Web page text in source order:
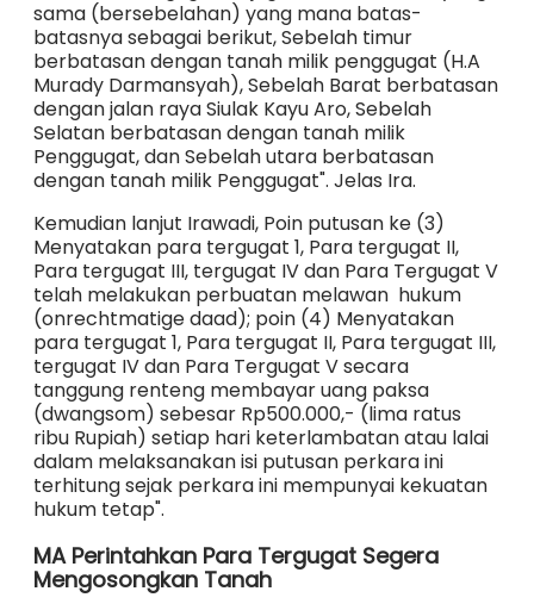
sama (bersebelahan) yang mana batas-
batasnya sebagai berikut, Sebelah timur
berbatasan dengan tanah milik penggugat (H.A
Murady Darmansyah), Sebelah Barat berbatasan
dengan jalan raya Siulak Kayu Aro, Sebelah
Selatan berbatasan dengan tanah milik
Penggugat, dan Sebelah utara berbatasan
dengan tanah milik Penggugat". Jelas Ira.
Kemudian lanjut Irawadi, Poin putusan ke (3)
Menyatakan para tergugat 1, Para tergugat II,
Para tergugat III, tergugat IV dan Para Tergugat V
telah melakukan perbuatan melawan hukum
(onrechtmatige daad); poin (4) Menyatakan
para tergugat 1, Para tergugat II, Para tergugat III,
tergugat IV dan Para Tergugat V secara
tanggung renteng membayar uang paksa
(dwangsom) sebesar Rp500.000,- (lima ratus
ribu Rupiah) setiap hari keterlambatan atau lalai
dalam melaksanakan isi putusan perkara ini
terhitung sejak perkara ini mempunyai kekuatan
hukum tetap".
MA Perintahkan Para Tergugat Segera
Mengosongkan Tanah